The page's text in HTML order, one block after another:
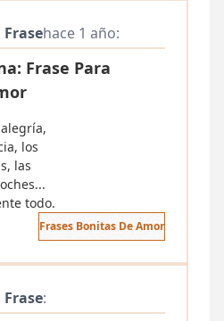
hace 1 año:
Frase Para
los
las
todo.
Frases Bonitas De Amor
: